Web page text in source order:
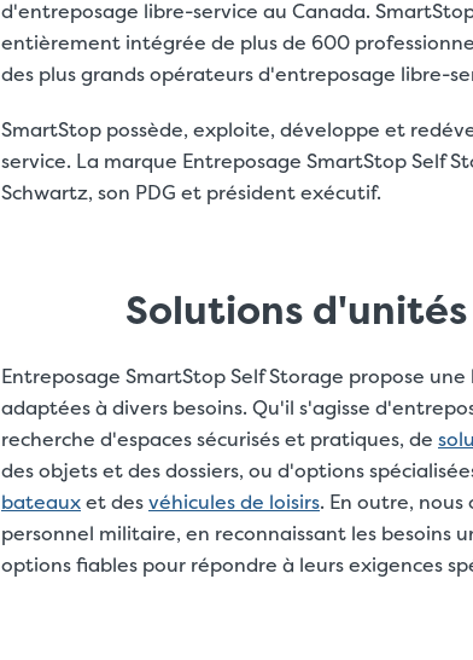
d'entreposage libre-service au Canada.
entièrement intégrée de plus de 600
des plus grands opérateurs d'entreposage libre-
SmartStop possède, exploite, développe et
service. La marque Entreposage SmartStop Self
Schwartz, son PDG et président exécutif.
Solutions
Entreposage SmartStop Self Storage propose
adaptées à divers besoins. Qu'il s'agisse
recherche d'espaces sécurisés et pratiques, de
des objets et des dossiers, ou d'options
bateauxet desvéhicules de loisirs. En outre,
personnel militaire, en reconnaissant les besoins
options fiables pour répondre à leurs exigences